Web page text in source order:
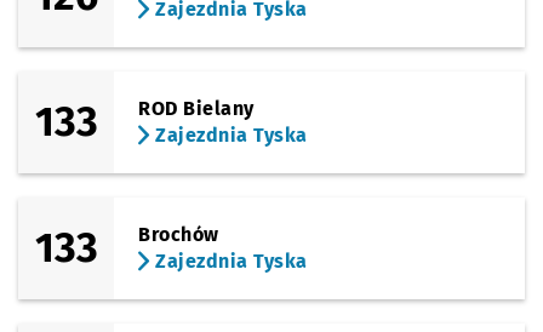
Zajezdnia Tyska
133
ROD Bielany
Zajezdnia Tyska
133
Brochów
Zajezdnia Tyska